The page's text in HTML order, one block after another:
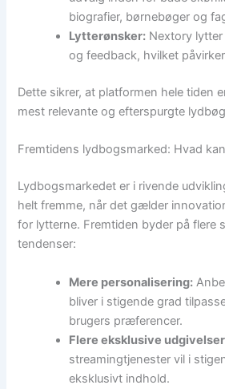
biografier, børnebøger og
Lytterønsker: Nextory
og feedback, hvilket
Dette sikrer, at platformen hele tiden
mest relevante og efterspurgte
Fremtidens lydbogsmarked: Hvad
Lydbogsmarkedet er i rivende
helt fremme, når det gælder
for lytterne. Fremtiden byder på flere
tendenser:
Mere personalisering:
bliver i stigende grad
brugers præferencer.
Flere eksklusive
streamingtjenester vil i
eksklusivt indhold.